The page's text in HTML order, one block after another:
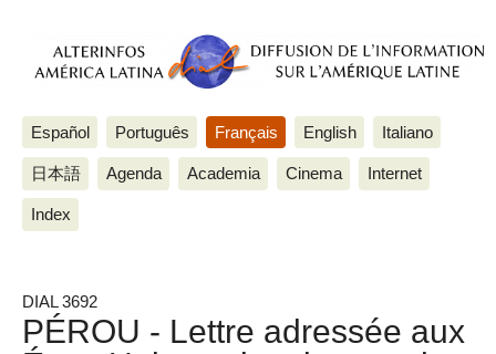
Español Português Français English Italiano
日本語 Agenda Academia Cinema Internet
Index
DIAL 3692
PÉROU - Lettre adressée aux